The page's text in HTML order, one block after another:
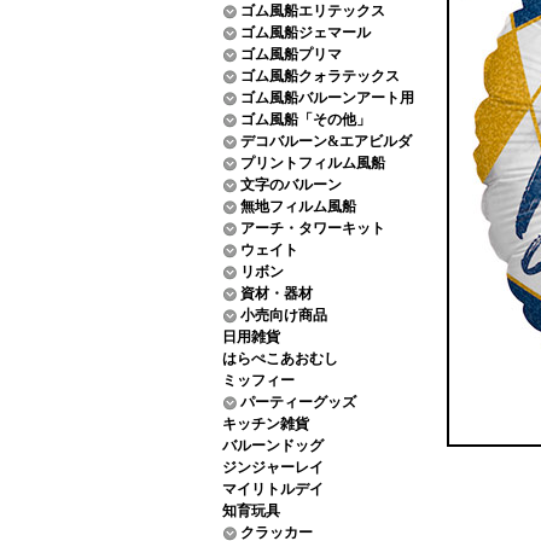
ゴム風船エリテックス
ゴム風船ジェマール
ゴム風船プリマ
ゴム風船クォラテックス
ゴム風船バルーンアート用
ゴム風船「その他」
デコバルーン&エアビルダ
プリントフィルム風船
文字のバルーン
無地フィルム風船
アーチ・タワーキット
ウェイト
リボン
資材・器材
小売向け商品
日用雑貨
はらぺこあおむし
ミッフィー
パーティーグッズ
キッチン雑貨
バルーンドッグ
ジンジャーレイ
マイリトルデイ
知育玩具
クラッカー